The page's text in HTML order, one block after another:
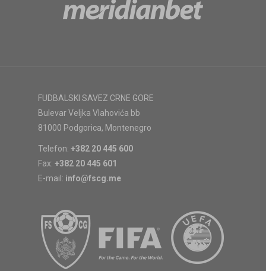
FUDBALSKI SAVEZ CRNE GORE
Bulevar Veljka Vlahovića bb
81000 Podgorica, Montenegro
Telefon: +382 20 445 600
Fax: +382 20 445 601
E-mail: info@fscg.me